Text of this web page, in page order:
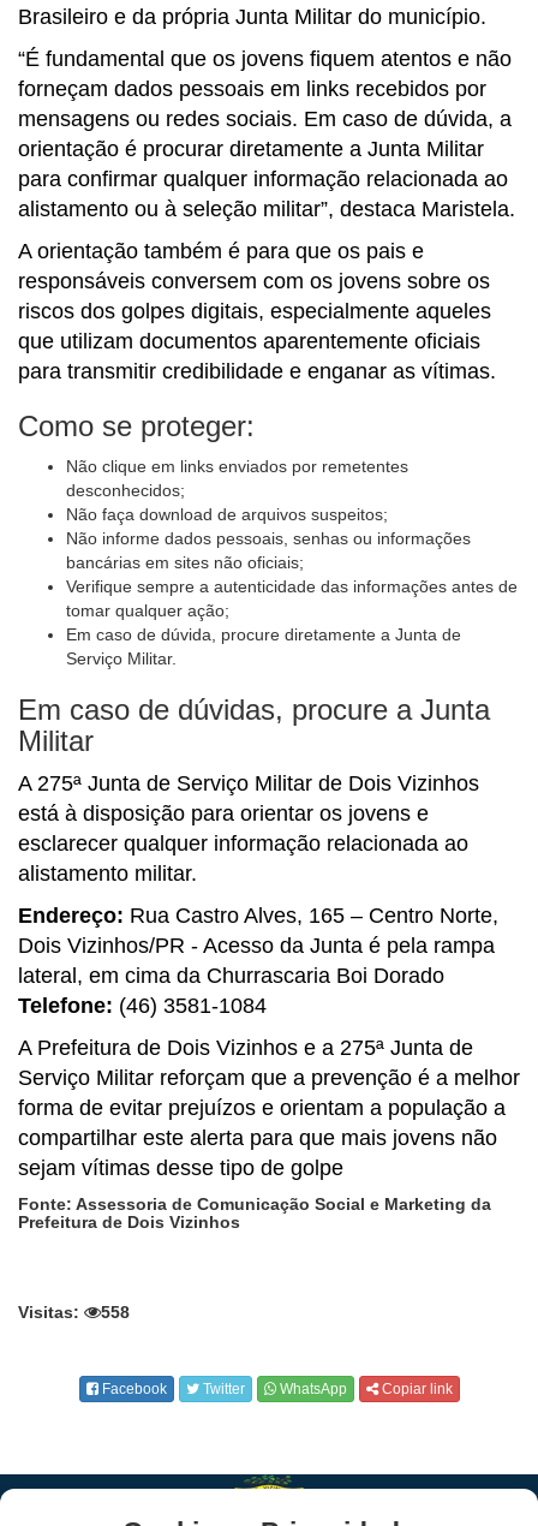
Brasileiro e da própria Junta Militar do município.
“É fundamental que os jovens fiquem atentos e não
forneçam dados pessoais em links recebidos por
mensagens ou redes sociais. Em caso de dúvida, a
orientação é procurar diretamente a Junta Militar
para confirmar qualquer informação relacionada ao
alistamento ou à seleção militar”, destaca Maristela.
A orientação também é para que os pais e
responsáveis conversem com os jovens sobre os
riscos dos golpes digitais, especialmente aqueles
que utilizam documentos aparentemente oficiais
para transmitir credibilidade e enganar as vítimas.
Como se proteger:
Não clique em links enviados por remetentes
desconhecidos;
Não faça download de arquivos suspeitos;
Não informe dados pessoais, senhas ou informações
bancárias em sites não oficiais;
Verifique sempre a autenticidade das informações antes de
tomar qualquer ação;
Em caso de dúvida, procure diretamente a Junta de
Serviço Militar.
Em caso de dúvidas, procure a Junta
Militar
A 275ª Junta de Serviço Militar de Dois Vizinhos
está à disposição para orientar os jovens e
esclarecer qualquer informação relacionada ao
alistamento militar.
Endereço: Rua Castro Alves, 165 – Centro Norte,
Dois Vizinhos/PR - Acesso da Junta é pela rampa
lateral, em cima da Churrascaria Boi Dorado
Telefone: (46) 3581-1084
A Prefeitura de Dois Vizinhos e a 275ª Junta de
Serviço Militar reforçam que a prevenção é a melhor
forma de evitar prejuízos e orientam a população a
compartilhar este alerta para que mais jovens não
sejam vítimas desse tipo de golpe
Fonte: Assessoria de Comunicação Social e Marketing da
Prefeitura de Dois Vizinhos
Visitas: 558
Facebook Twitter WhatsApp Copiar link